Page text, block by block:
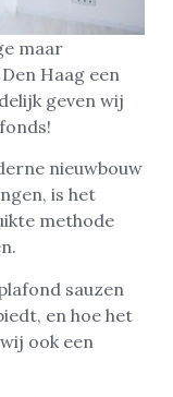
maar
Haag een
geven wij
nieuwbouw
is het
methode
sauzen
en hoe het
ook een